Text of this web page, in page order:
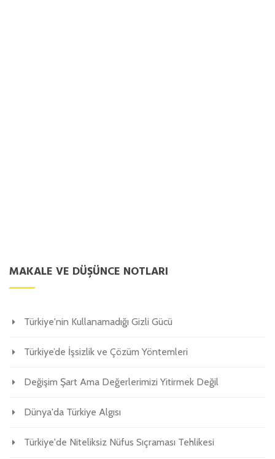
MAKALE VE DÜŞÜNCE NOTLARI
Türkiye'nin Kullanamadığı Gizli Gücü
Türkiye’de İşsizlik ve Çözüm Yöntemleri
Değişim Şart Ama Değerlerimizi Yitirmek Değil
Dünya'da Türkiye Algısı
Türkiye'de Niteliksiz Nüfus Sıçraması Tehlikesi